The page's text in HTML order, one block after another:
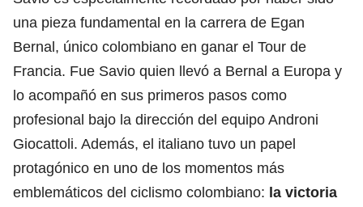
una pieza fundamental en la carrera de Egan
Bernal, único colombiano en ganar el Tour de
Francia. Fue Savio quien llevó a Bernal a Europa y
lo acompañó en sus primeros pasos como
profesional bajo la dirección del equipo Androni
Giocattoli. Además, el italiano tuvo un papel
protagónico en uno de los momentos más
emblemáticos del ciclismo colombiano: la victoria